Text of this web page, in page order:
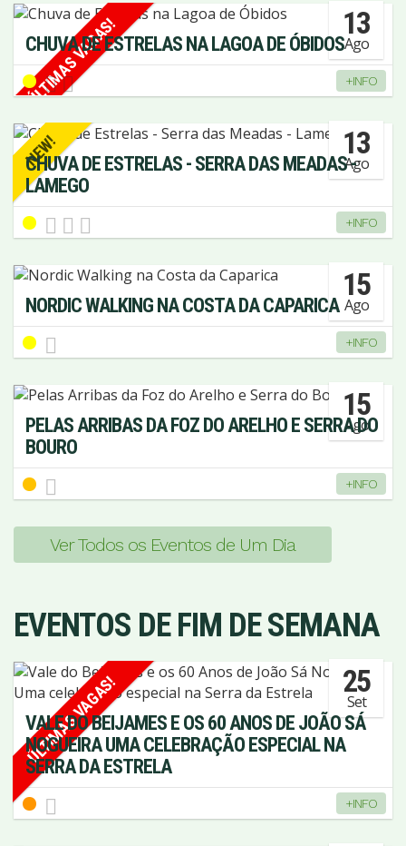
ÚLTIMAS VAGAS! 13
Ago
CHUVA DE ESTRELAS NA LAGOA DE ÓBIDOS
+INFO
NEW! 13
Ago
CHUVA DE ESTRELAS - SERRA DAS MEADAS -
LAMEGO
+INFO
15
Ago
NORDIC WALKING NA COSTA DA CAPARICA
+INFO
15
Ago
PELAS ARRIBAS DA FOZ DO ARELHO E SERRA DO
BOURO
+INFO
Ver Todos os Eventos de Um Dia
EVENTOS DE FIM DE SEMANA
ÚLTIMAS VAGAS! 25
Set
VALE DO BEIJAMES E OS 60 ANOS DE JOÃO SÁ
NOGUEIRA UMA CELEBRAÇÃO ESPECIAL NA
SERRA DA ESTRELA
+INFO